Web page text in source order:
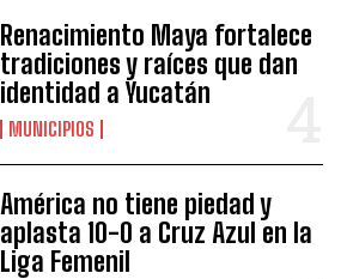
Renacimiento Maya fortalece
tradiciones y raíces que dan
identidad a Yucatán
MUNICIPIOS
América no tiene piedad y
aplasta 10-0 a Cruz Azul en la
Liga Femenil